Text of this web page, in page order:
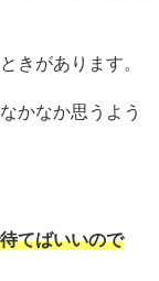
きがあります。
かなか思うよう
てばいいので